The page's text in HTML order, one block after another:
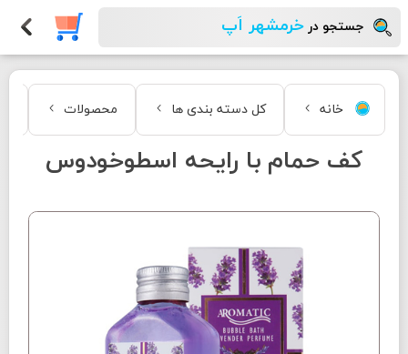
جستجو در خرمشهر اَپ
خانه کل دسته بندی ها محصولات
کف حمام با رایحه اسطوخودوس